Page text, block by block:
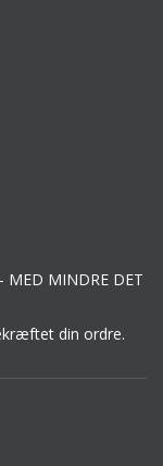
MED MINDRE DET
din ordre.